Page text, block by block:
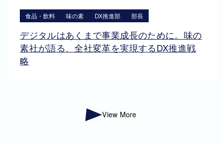
食品・飲料 味の素 DX推進部 部長
デジタルはあくまで事業成長のために。味の
素社が語る、全社変革を実現するDX推進戦
略
View More